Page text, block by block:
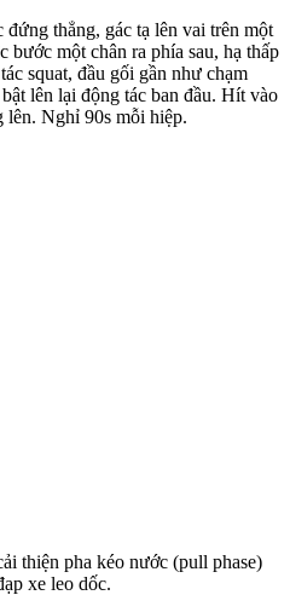
thẳng, gác tạ lên vai trên một
một chân ra phía sau, hạ thấp
squat, đầu gối gần như chạm
lên lại động tác ban đầu. Hít vào
lên. Nghỉ 90s mỗi hiệp.
thiện pha kéo nước (pull phase)
xe leo dốc.